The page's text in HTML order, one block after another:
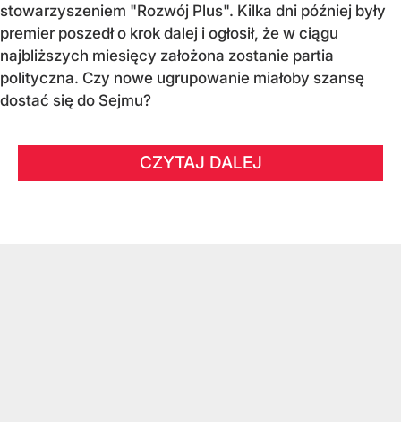
stowarzyszeniem "Rozwój Plus". Kilka dni później były
premier poszedł o krok dalej i ogłosił, że w ciągu
najbliższych miesięcy założona zostanie partia
polityczna. Czy nowe ugrupowanie miałoby szansę
dostać się do Sejmu?
CZYTAJ DALEJ